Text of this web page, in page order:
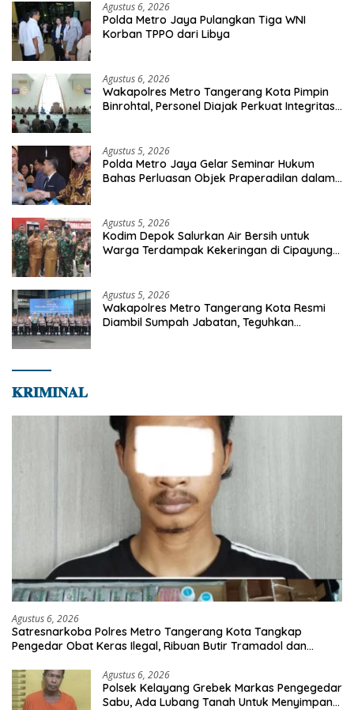
Agustus 6, 2026
Polda Metro Jaya Pulangkan Tiga WNI
Korban TPPO dari Libya
Agustus 6, 2026
Wakapolres Metro Tangerang Kota Pimpin
Binrohtal, Personel Diajak Perkuat Integritas
Agustus 5, 2026
Polda Metro Jaya Gelar Seminar Hukum
Bahas Perluasan Objek Praperadilan dalam
Agustus 5, 2026
Kodim Depok Salurkan Air Bersih untuk
Warga Terdampak Kekeringan di Cipayung
Agustus 5, 2026
Wakapolres Metro Tangerang Kota Resmi
Diambil Sumpah Jabatan, Teguhkan
𝐊𝐑𝐈𝐌𝐈𝐍𝐀𝐋
Agustus 6, 2026
Satresnarkoba Polres Metro Tangerang Kota Tangkap
Pengedar Obat Keras Ilegal, Ribuan Butir Tramadol dan
Agustus 6, 2026
Polsek Kelayang Grebek Markas Pengegedar
Sabu, Ada Lubang Tanah Untuk Menyimpan